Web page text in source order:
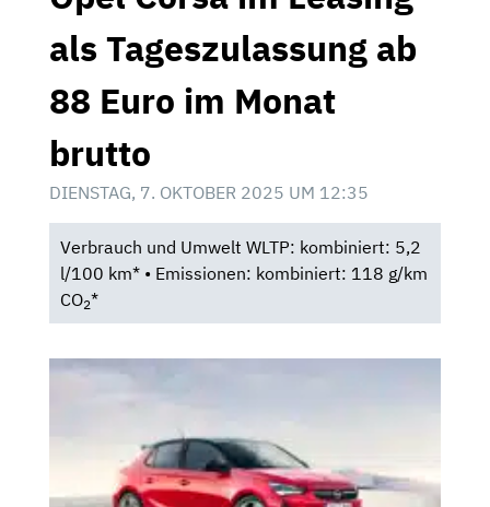
als Tageszulassung ab
88 Euro im Monat
brutto
DIENSTAG, 7. OKTOBER 2025 UM 12:35
Verbrauch und Umwelt WLTP: kombiniert: 5,2
l/100 km* • Emissionen: kombiniert: 118 g/km
CO2*